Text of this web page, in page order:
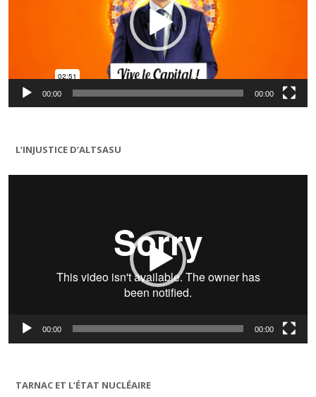
00:00 00:00
L’INJUSTICE D’ALTSASU
Lecteur
00:00 00:00
TARNAC ET L’ÉTAT NUCLÉAIRE